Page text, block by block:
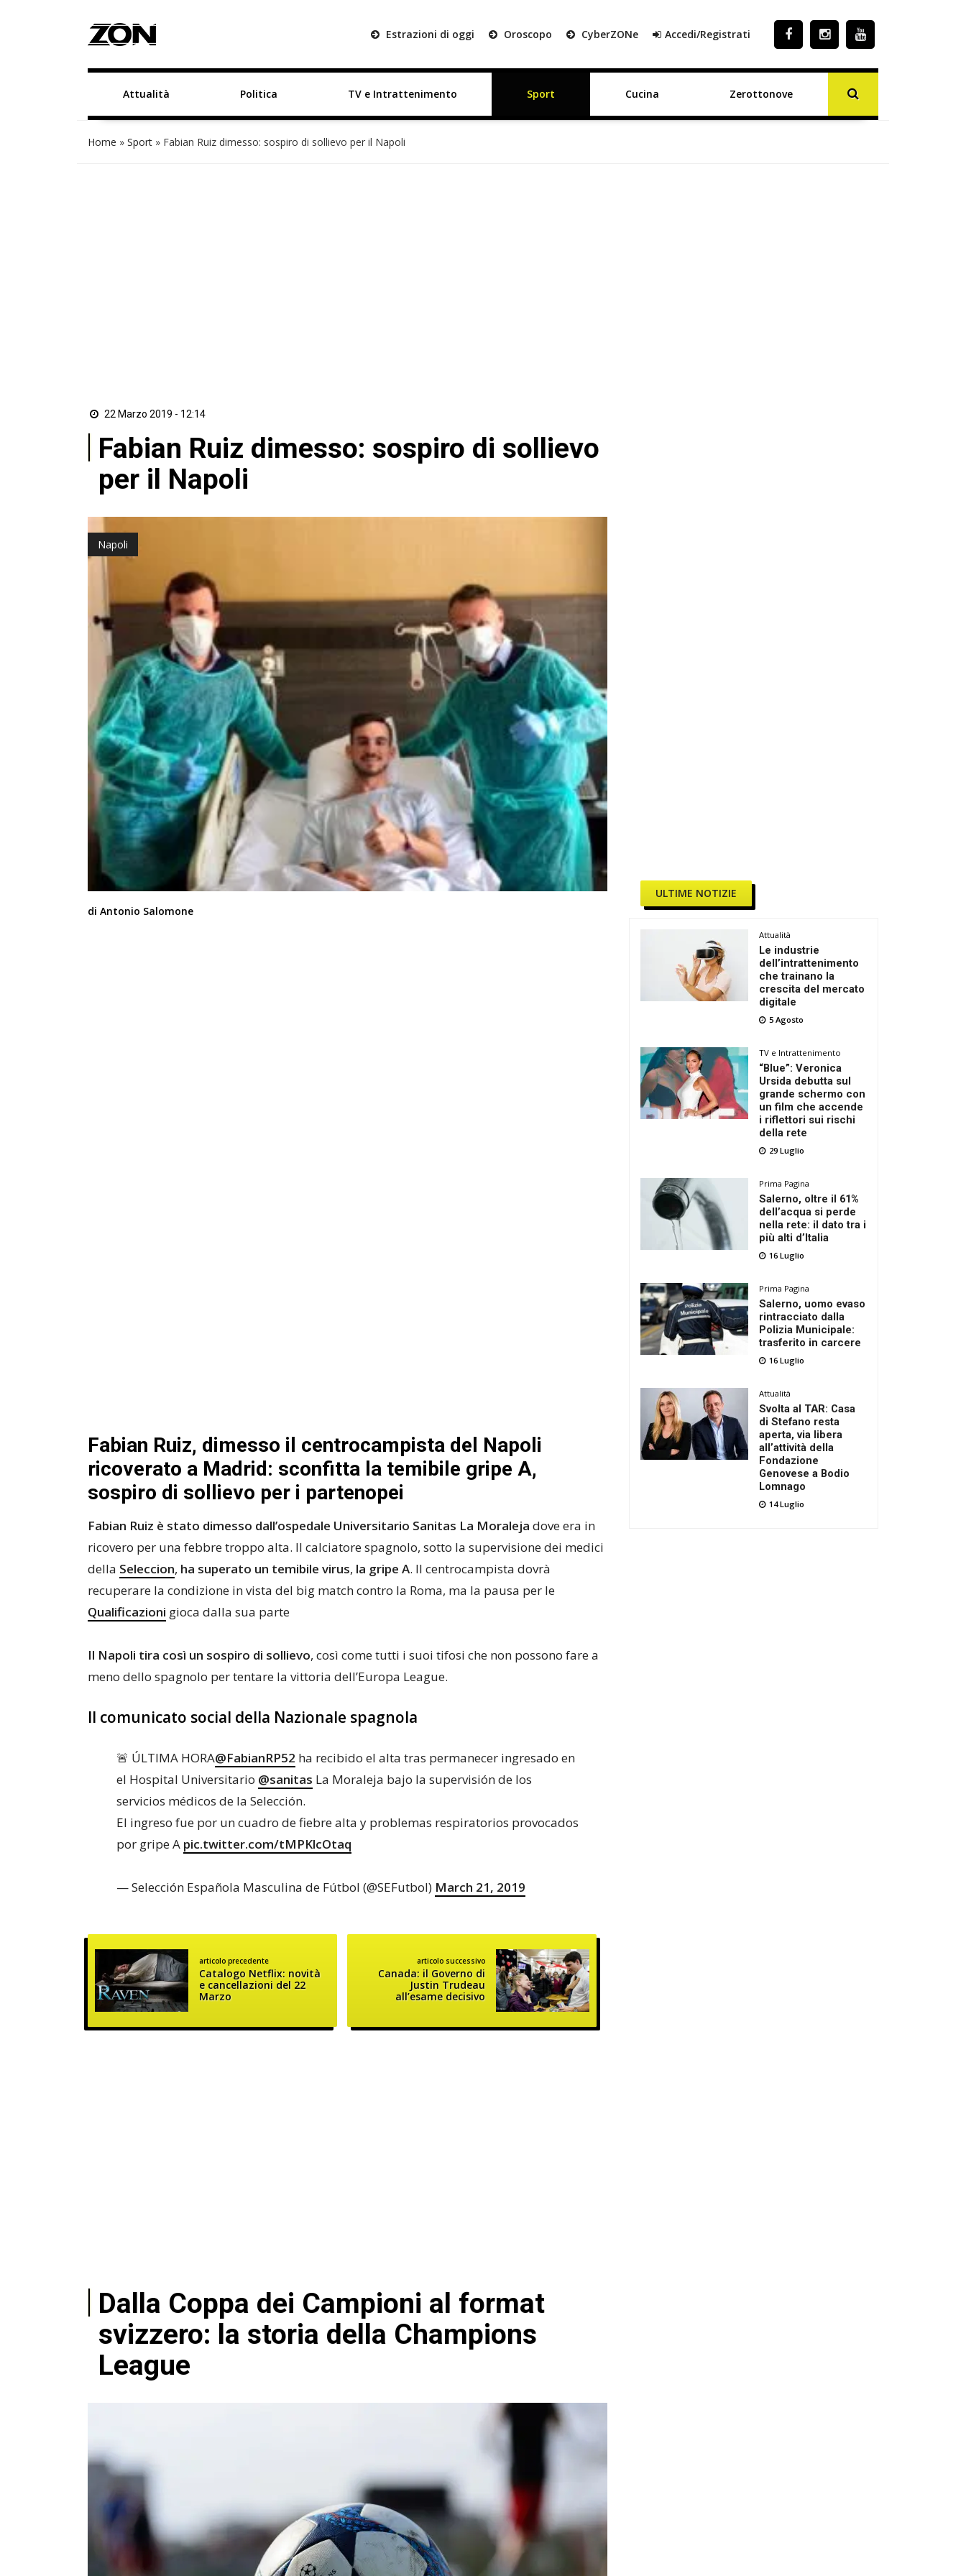
Estrazioni di oggi Oroscopo CyberZONe Accedi/Registrati
Attualità Politica TV e Intrattenimento Sport Cucina Zerottonove
Home » Sport » Fabian Ruiz dimesso: sospiro di sollievo per il Napoli
22 Marzo 2019 - 12:14
Fabian Ruiz dimesso: sospiro di sollievo
per il Napoli
Napoli
di Antonio Salomone
Fabian Ruiz, dimesso il centrocampista del Napoli
ricoverato a Madrid: sconfitta la temibile gripe A,
sospiro di sollievo per i partenopei
Fabian Ruiz è stato dimesso dall’ospedale Universitario Sanitas La Moraleja dove era in
ricovero per una febbre troppo alta. Il calciatore spagnolo, sotto la supervisione dei medici
della Seleccion, ha superato un temibile virus, la gripe A. Il centrocampista dovrà
recuperare la condizione in vista del big match contro la Roma, ma la pausa per le
Qualificazioni gioca dalla sua parte
Il Napoli tira così un sospiro di sollievo, così come tutti i suoi tifosi che non possono fare a
meno dello spagnolo per tentare la vittoria dell’Europa League.
Il comunicato social della Nazionale spagnola
🚨 ÚLTIMA HORA@FabianRP52 ha recibido el alta tras permanecer ingresado en
el Hospital Universitario @sanitas La Moraleja bajo la supervisión de los
servicios médicos de la Selección.
El ingreso fue por un cuadro de fiebre alta y problemas respiratorios provocados
por gripe A pic.twitter.com/tMPKlcOtaq
— Selección Española Masculina de Fútbol (@SEFutbol) March 21, 2019
articolo precedente
Catalogo Netflix: novità
e cancellazioni del 22
Marzo
articolo successivo
Canada: il Governo di
Justin Trudeau
all’esame decisivo
Dalla Coppa dei Campioni al format
svizzero: la storia della Champions
League
ULTIME NOTIZIE
Attualità
Le industrie
dell’intrattenimento
che trainano la
crescita del mercato
digitale
5 Agosto
TV e Intrattenimento
“Blue”: Veronica
Ursida debutta sul
grande schermo con
un film che accende
i riflettori sui rischi
della rete
29 Luglio
Prima Pagina
Salerno, oltre il 61%
dell’acqua si perde
nella rete: il dato tra i
più alti d’Italia
16 Luglio
Prima Pagina
Salerno, uomo evaso
rintracciato dalla
Polizia Municipale:
trasferito in carcere
16 Luglio
Attualità
Svolta al TAR: Casa
di Stefano resta
aperta, via libera
all’attività della
Fondazione
Genovese a Bodio
Lomnago
14 Luglio